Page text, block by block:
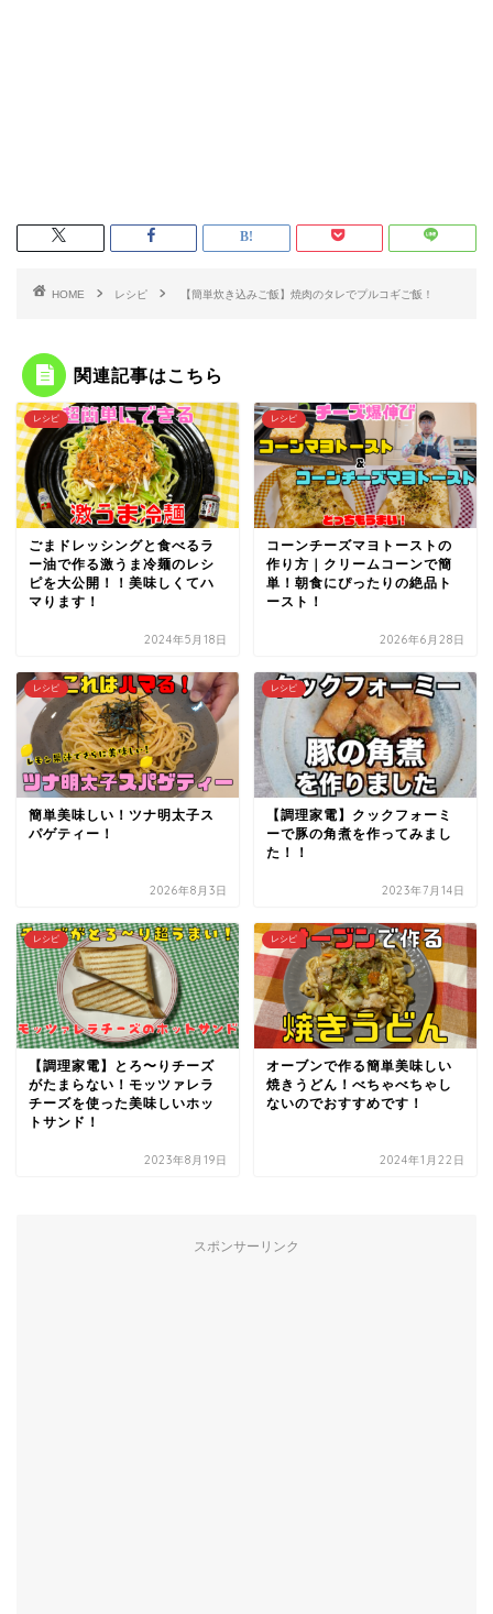
HOME レシピ 【簡単炊き込みご飯】焼肉のタレでプルコギご飯！
関連記事はこちら
レシピ
ごまドレッシングと食べるラ
ー油で作る激うま冷麺のレシ
ピを大公開！！美味しくてハ
マります！
2024年5月18日
レシピ
コーンチーズマヨトーストの
作り方｜クリームコーンで簡
単！朝食にぴったりの絶品ト
ースト！
2026年6月28日
レシピ
簡単美味しい！ツナ明太子ス
パゲティー！
2026年8月3日
レシピ
【調理家電】クックフォーミ
ーで豚の角煮を作ってみまし
た！！
2023年7月14日
レシピ
【調理家電】とろ〜りチーズ
がたまらない！モッツァレラ
チーズを使った美味しいホッ
トサンド！
2023年8月19日
レシピ
オーブンで作る簡単美味しい
焼きうどん！べちゃべちゃし
ないのでおすすめです！
2024年1月22日
スポンサーリンク